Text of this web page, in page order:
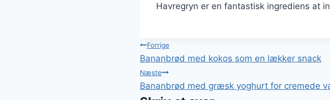
Havregryn er en fantastisk ingrediens at
Indlægsnavigation
Forrige
Bananbrød med kokos som en lækker snack
Næste
Bananbrød med græsk yoghurt for cremede